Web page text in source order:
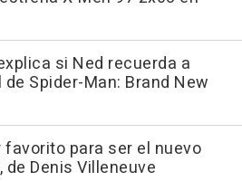
si Ned recuerda a
Spider-Man: Brand New
para ser el nuevo
de Denis Villeneuve